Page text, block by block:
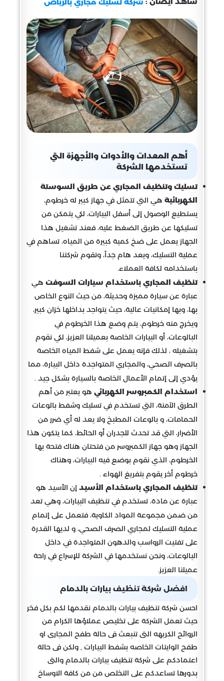
شركة تسليك مجاري بالرياض
أهم المعدات والأدوات والأجهزة التي
تستخدمها الشركة
تسليك وتنظيف المجاري عن طريق السوستة
الكهربائية هي التي تتمثل في جهاز كبير له خرطوم،
يستطيع الوصول إلى أسفل البيارات، لكي يتمكن من
تسليكها عن طريق الضغط عليه، فعند تشغيل هذا
الجهاز يعمل على ضخ كمية كبيرة من المياه، تساهم في
عملية التسليك، ويعد هام جداً، وتقوم شركتنا
باستخدامه لكافة العملاء.
تنظيف المجاري باستخدام سيارات السوفت هي
عبارة عن سيارة مميزة وحديثة، من حيث النوع الخاص
بها، وبها إمكانيات عالية، حيث يتواجد بداخلها خزان كبير،
ويخرج منه خرطوم، يتم وضع هذا الخرطوم في
البالوعات، أو البيارات الخاصة بعميلنا العزيز، لكي نقوم
بتشغيله ، لذلك فإنه يعمل على شفط المياه الخاصة
بالصرف الصحي، والمجاري المتواجدة داخل البيارة، مما
يؤدي إلى إتمام الأعمال الخاصة بالسيارة بشكل جيد .
استخدام الكمبروسر الكهربائي هو يعتبر من أهم
الطرق الآمنة، التي تستخدم في تسليك وشفط بالوعات
الحمامات، و بالوعات المطبخ ولا يعد له أي ضرر من
الأضرار، التي قد تحدث للجدران أو الحائط، كما يتكون هذا
الجهاز وهو جهاز الكمبروسر من فتحتان هناك فتحة بها
الخرطوم، الذي نقوم بوضع فيه البيارات، وهناك
خرطوم أخر يقوم بتفريغ الهواء .
تنظيف المجاري باستخدام الأسيد إن الأسيد هو
عبارة عن مادة، تستخدم في تنظيف البيارات، وهي تعد
من ضمن مجموعة المواد الكاوية، فتعمل على إتمام
عملية التسليك لمجاري الصرف الصحي، و لديها القدرة
على تفتيت الرواسب والدهون المتواجدة في داخل
البالوعات، ونحن نستخدمها في الشركة للإسراع في راحة
عميلنا العزيز.
افضل شركة تنظيف بيارات بالدمام
احسن شركة تنظيف بيارات بالدمام نقدمها لكم بكل فخر
حيث تعمل الشركة على تخليص عملاؤها الكرام من
الروائح الكريهه التى تنبعث فى حالة طفح المجارى او
طفح الوايتات الخاصه بشفط البيارات , ولكن فى حالة
اعتمادكم على شركة تنظيف بيارات بالدمام والتى
بدورها تساعدكم على التخلص من من كافة الاوساخ